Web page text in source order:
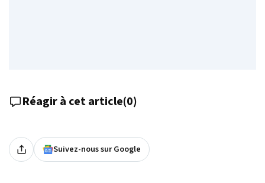
Réagir à cet article(0)
Suivez-nous sur Google